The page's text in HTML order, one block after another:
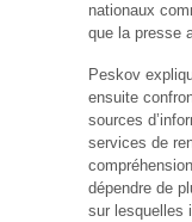
nationaux
que la presse
Peskov
ensuite
sources
services de
dépendre de
sur lesquelles